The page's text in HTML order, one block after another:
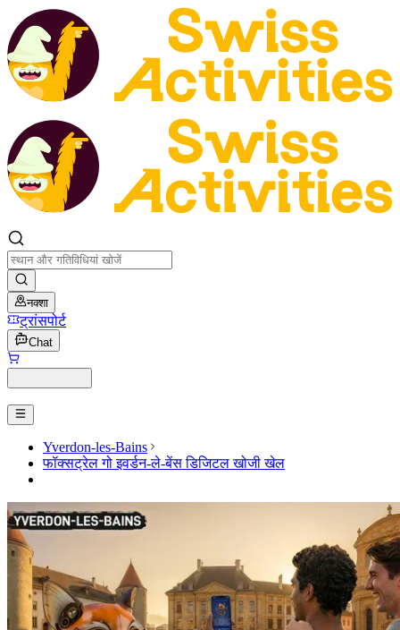
नक्शा
ट्रांसपोर्ट
Chat
Yverdon-les-Bains
फॉक्सट्रेल गो इवर्डन-ले-बेंस डिजिटल खोजी खेल